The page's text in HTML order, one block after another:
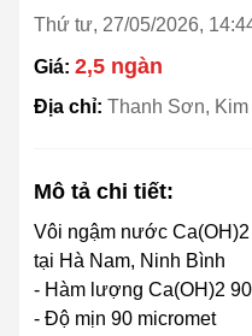
Thứ tư, 27/05/2026,
Giá: 2,5 ngàn
Địa chỉ: Thanh Sơn,
Mô tả chi tiết:
Vôi ngậm nước
tại Hà Nam, Ninh Bình
- Hàm lượng Ca(OH)2
- Độ mịn 90 micromet